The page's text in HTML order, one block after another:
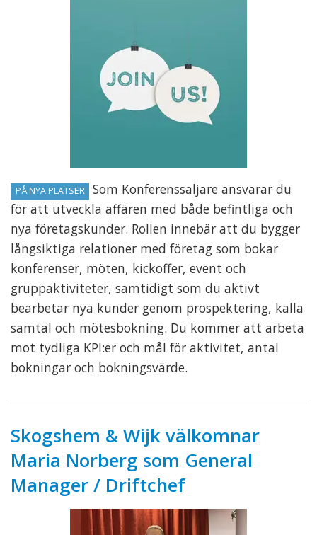
PÅ NYA PLATSER
Som Konferenssäljare ansvarar du
för att utveckla affären med både befintliga och
nya företagskunder. Rollen innebär att du bygger
långsiktiga relationer med företag som bokar
konferenser, möten, kickoffer, event och
gruppaktiviteter, samtidigt som du aktivt
bearbetar nya kunder genom prospektering, kalla
samtal och mötesbokning. Du kommer att arbeta
mot tydliga KPI:er och mål för aktivitet, antal
bokningar och bokningsvärde.
Skogshem & Wijk välkomnar
Maria Norberg som General
Manager / Driftchef